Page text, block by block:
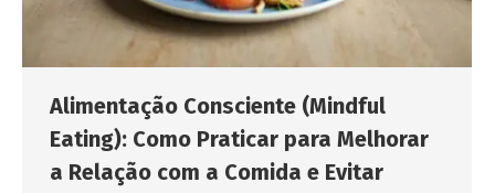
Alimentação Consciente (Mindful
Eating): Como Praticar para Melhorar
a Relação com a Comida e Evitar